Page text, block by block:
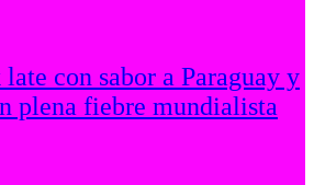
con sabor a Paraguay y
plena fiebre mundialista